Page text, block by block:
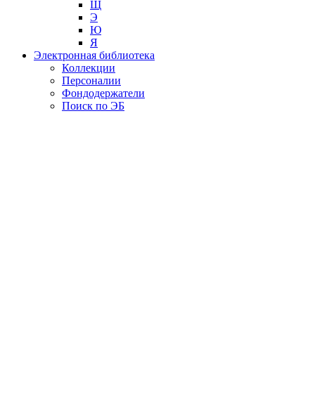
Щ
Э
Ю
Я
Электронная библиотека
Коллекции
Персоналии
Фондодержатели
Поиск по ЭБ